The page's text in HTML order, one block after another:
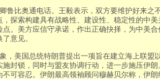
鲁比奥通电话。王毅表示，双方要维护好来之
探索构建具有战略性、建设性、稳定性的中
。美方应信守承诺，作出正确抉择，为中美
意见。
，美国总统特朗普提出一项旨在建立海上联盟
封锁，同时与盟友协调行动，进一步施压伊
可容忍。伊朗最高领袖顾问穆赫贝尔称，伊朗